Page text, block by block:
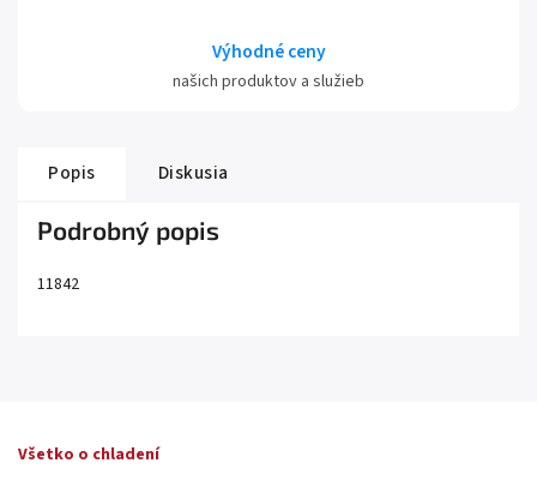
Výhodné ceny
našich produktov a služieb
Popis Diskusia
Podrobný popis
11842
Všetko o chladení